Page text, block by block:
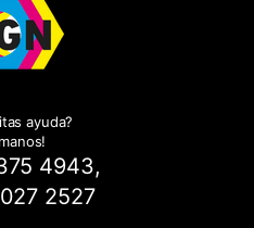
ayuda?
4943,
2527